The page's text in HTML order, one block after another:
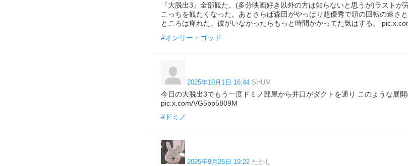
『大脱出3』全部観た。(多分映画好き以外の方は知らないと思うが)ラストが
こっちを観たくなった。あとさらば森田がやっぱり超優秀で頭の回転の速さ
ところは痺れた。彼がいなかったらもっと時間かかってた気はする。
#オンリー・ゴッド
2025年10月1日 16:44 SHUM
今日の大脱出3でもう一度ドミノ部屋から井口がダクトを通り このような展
pic.x.com/VG5bp5809M
#ドミノ
2025年9月25日 19:22 たかし